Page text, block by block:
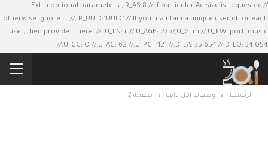
//Extra optional parameters , R_AS:8 // If particular Ad size is requested;
otherwise ignore it. //, R_UUID:"UUID" // If you maintain a unique user id for each
user, then provide it here. //, U_LN: r //,U_AGE: 27 //,U_G: m //,U_KW: port, music
//,U_CC: O //,U_AC: 62 //,U_PC: 1121 //,D_LA: 35.654 //,D_LO: 34.054
الرئيسية وصفات اكل دايت صفحة 2